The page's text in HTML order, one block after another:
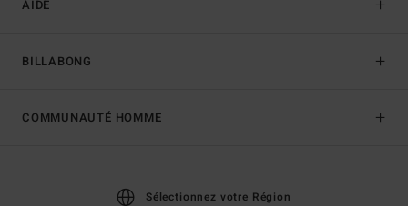
AIDE
BILLABONG
COMMUNAUTÉ HOMME
Sélectionnez votre Région